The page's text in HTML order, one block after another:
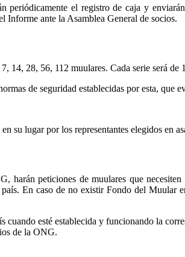
el registro de caja y
Informe ante la Asamblea General de socios.
14, 28, 56, 112 muulares. Cada serie será de
de seguridad establecidas por esta, que
su lugar por los representantes elegidos en
peticiones de muulares que
En caso de no existir Fondo del Muular
esté establecida y funcionando la
de la ONG.